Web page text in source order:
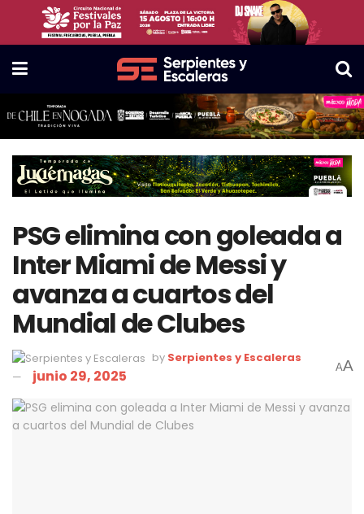
PSG elimina con goleada a
Inter Miami de Messi y
avanza a cuartos del
Mundial de Clubes
by Serpientes y Escaleras
junio 29, 2025 AA